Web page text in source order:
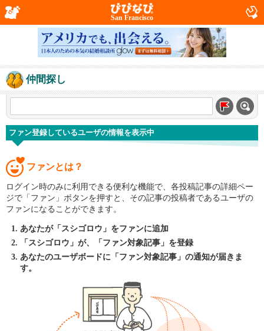
San Francisco
仲間探し
ファン登録しているユーザの情報を表示中
ファンとは？
ログイン時のみに利用できる便利な機能で、各投稿記事の詳細ペー
ジで「ファン」ボタンを押すと、その記事の投稿者であるユーザの
ファンになることができます。
あなたが「スシゴロウ」をファンに追加
「スシゴロウ」が、「ファン対象記事」を登録
あなたのユーザボードに「ファン対象記事」の通知が届きま
す。